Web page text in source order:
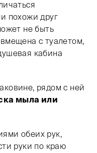
похожи друг
не быть
с туалетом,
кабина
рядом с ней
мыла или
обеих рук,
руки по краю